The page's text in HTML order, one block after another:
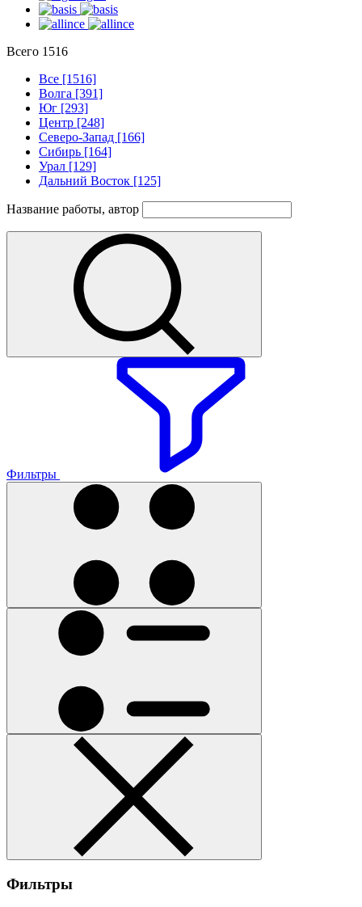
Всего 1516
Все [1516]
Волга [391]
Юг [293]
Центр [248]
Северо-Запад [166]
Сибирь [164]
Урал [129]
Дальний Восток [125]
Название работы, автор
Фильтры
Фильтры